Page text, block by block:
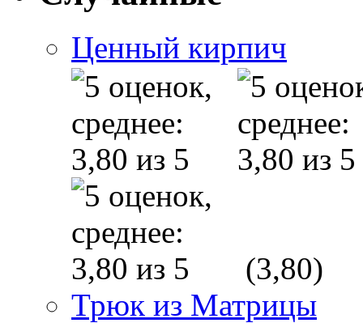
Ценный кирпич
(3,80)
Трюк из Матрицы